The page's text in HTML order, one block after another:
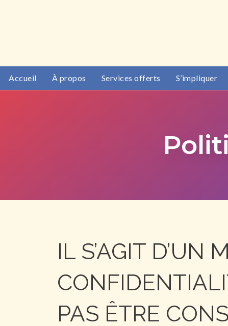
Accueil À propos Services offerts S’impliquer
IL S’AGIT D’UN
PAS ÊTRE